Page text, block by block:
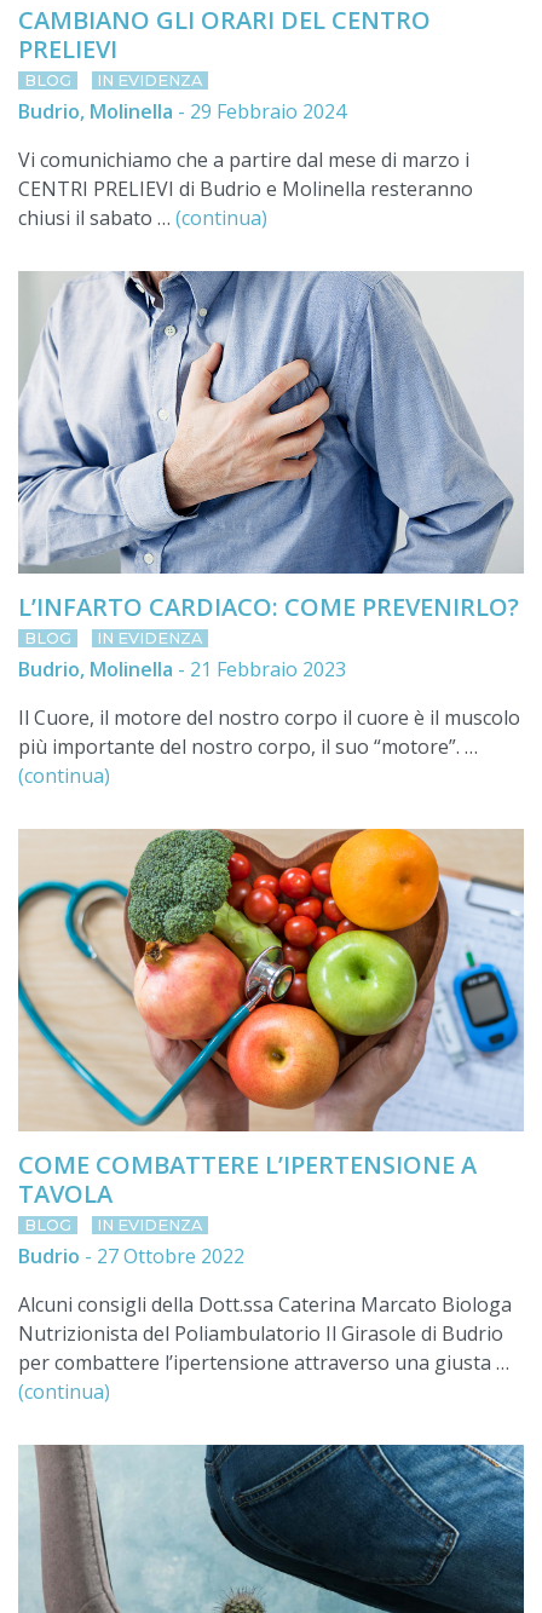
CAMBIANO GLI ORARI DEL CENTRO
PRELIEVI
BLOG IN EVIDENZA
Budrio, Molinella - 29 Febbraio 2024
Vi comunichiamo che a partire dal mese di marzo i
CENTRI PRELIEVI di Budrio e Molinella resteranno
chiusi il sabato … (continua)
L’INFARTO CARDIACO: COME PREVENIRLO?
BLOG IN EVIDENZA
Budrio, Molinella - 21 Febbraio 2023
Il Cuore, il motore del nostro corpo il cuore è il muscolo
più importante del nostro corpo, il suo “motore”. …
(continua)
COME COMBATTERE L’IPERTENSIONE A
TAVOLA
BLOG IN EVIDENZA
Budrio - 27 Ottobre 2022
Alcuni consigli della Dott.ssa Caterina Marcato Biologa
Nutrizionista del Poliambulatorio Il Girasole di Budrio
per combattere l’ipertensione attraverso una giusta …
(continua)